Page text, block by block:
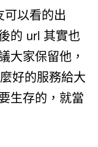
以看的出
的 url 其實也
大家保留他，
好的服務給大
生存的，就當